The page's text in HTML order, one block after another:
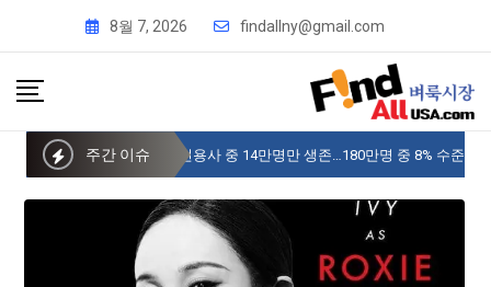
8월 7, 2026 findallny@gmail.com
주간 이슈 사이버 한국외국어대 미주글로벌센터 뉴욕